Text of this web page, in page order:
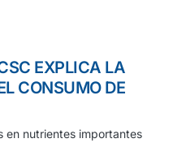
EXPLICA LA
CONSUMO DE
en nutrientes importantes